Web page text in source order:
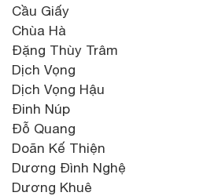
Cầu Giấy
Chùa Hà
Đặng Thùy Trâm
Dịch Vọng
Dịch Vọng Hậu
Đinh Núp
Đỗ Quang
Doãn Kế Thiện
Dương Đình Nghệ
Dương Khuê